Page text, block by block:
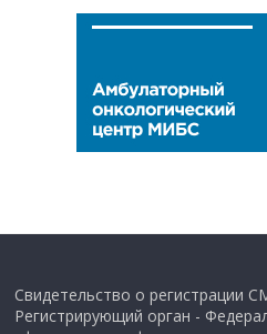
Свидетельство о регистрации
Регистрирующий орган -